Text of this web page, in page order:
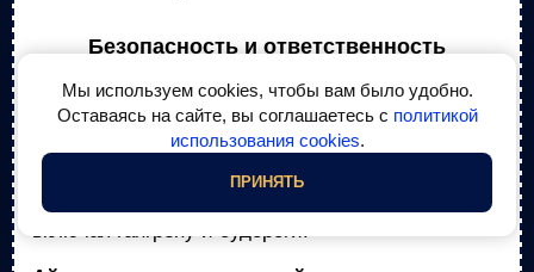
Безопасность и ответственность
Некоторые древние напитки могут быть
опасны при неправильном использовании:
Спорынья в больших дозах токсична
вызывать серьезные побочные эффекты,
включая гангрену и судороги.
Мы используем cookies, чтобы вам было удобно.
Оставаясь на сайте, вы соглашаетесь с политикой
использования cookies.
ПРИНЯТЬ